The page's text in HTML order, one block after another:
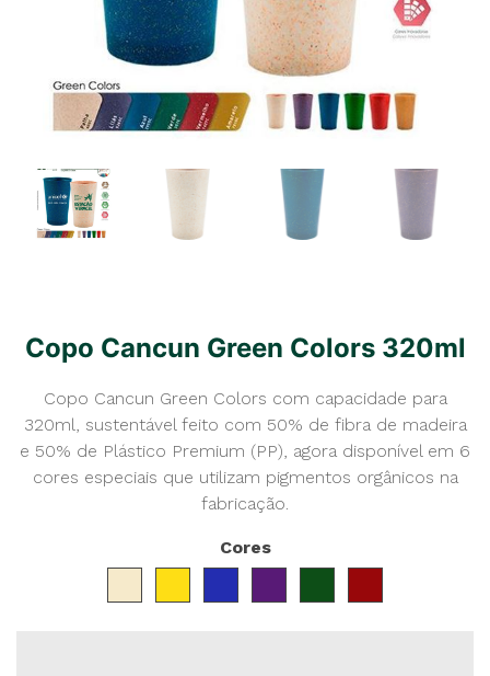
Copo Cancun Green Colors 320ml
Copo Cancun Green Colors com capacidade para
320ml, sustentável feito com 50% de fibra de madeira
e 50% de Plástico Premium (PP), agora disponível em 6
cores especiais que utilizam pigmentos orgânicos na
fabricação.
Cores